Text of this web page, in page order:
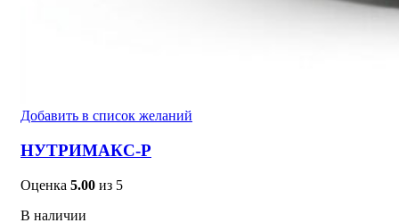
Добавить в список желаний
НУТРИМАКС-Р
Оценка 5.00 из 5
В наличии